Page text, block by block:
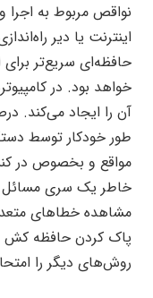
نواقص مربوط به
اینترنت یا دیر
حافظه‌ای سریع‌تر برای
خواهد بود. در
آن را ایجاد می‌کند.
طور خودکار توسط
مواقع و بخصوص در
خاطر یک سری
پاک کردن حافظه کش
روش‌های دیگر را